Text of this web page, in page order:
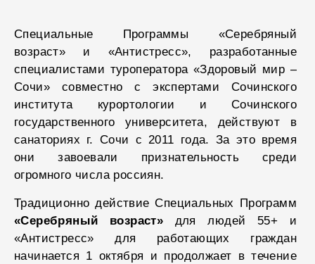
Специальные Программы «Серебряный
возраст» и «Антистресс», разработанные
специалистами туроператора «Здоровый мир –
Сочи» совместно с экспертами Сочинского
института курортологии и Сочинского
государственного университета, действуют в
санаториях г. Сочи с 2011 года. За это время
они завоевали признательность среди
огромного числа россиян.
Традиционно действие Специальных Программ
«Серебряный возраст» для людей 55+ и
«Антистресс» для работающих граждан
начинается 1 октября и продолжает в течение